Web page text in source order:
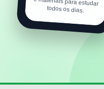
todos os dias.